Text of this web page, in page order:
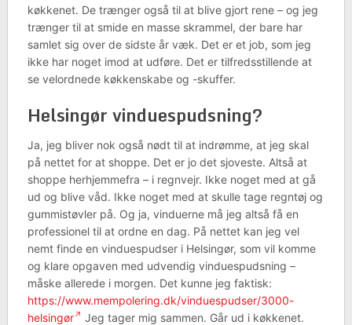
køkkenet. De trænger også til at blive gjort rene – og jeg
trænger til at smide en masse skrammel, der bare har
samlet sig over de sidste år væk. Det er et job, som jeg
ikke har noget imod at udføre. Det er tilfredsstillende at
se velordnede køkkenskabe og -skuffer.
Helsingør vinduespudsning?
Ja, jeg bliver nok også nødt til at indrømme, at jeg skal
på nettet for at shoppe. Det er jo det sjoveste. Altså at
shoppe herhjemmefra – i regnvejr. Ikke noget med at gå
ud og blive våd. Ikke noget med at skulle tage regntøj og
gummistøvler på. Og ja, vinduerne må jeg altså få en
professionel til at ordne en dag. På nettet kan jeg vel
nemt finde en vinduespudser i Helsingør, som vil komme
og klare opgaven med udvendig vinduespudsning –
måske allerede i morgen. Det kunne jeg faktisk:
https://www.mempolering.dk/vinduespudser/3000-
helsingør
Jeg tager mig sammen. Går ud i køkkenet.